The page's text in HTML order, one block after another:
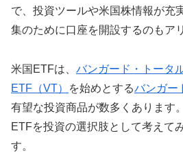
で、投資ツールや米国株情報が充
集のために口座を開設するのもア
米国ETFは、 バンガード・トータ
ETF（VT）
を始めとするバンガー
有望な投資商品が数多くあります
ETFを投資の選択肢として考えて
す。